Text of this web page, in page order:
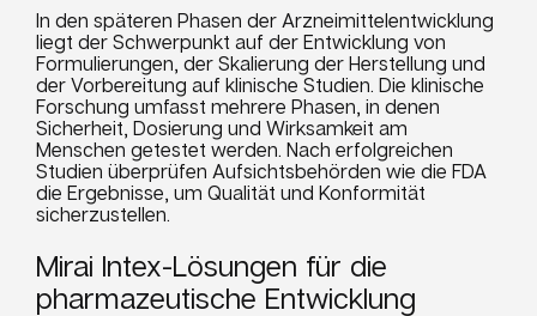
In den späteren Phasen der Arzneimittelentwicklung
liegt der Schwerpunkt auf der Entwicklung von
Formulierungen, der Skalierung der Herstellung und
der Vorbereitung auf klinische Studien. Die klinische
Forschung umfasst mehrere Phasen, in denen
Sicherheit, Dosierung und Wirksamkeit am
Menschen getestet werden. Nach erfolgreichen
Studien überprüfen Aufsichtsbehörden wie die FDA
die Ergebnisse, um Qualität und Konformität
sicherzustellen.
Mirai Intex-Lösungen für die
pharmazeutische Entwicklung